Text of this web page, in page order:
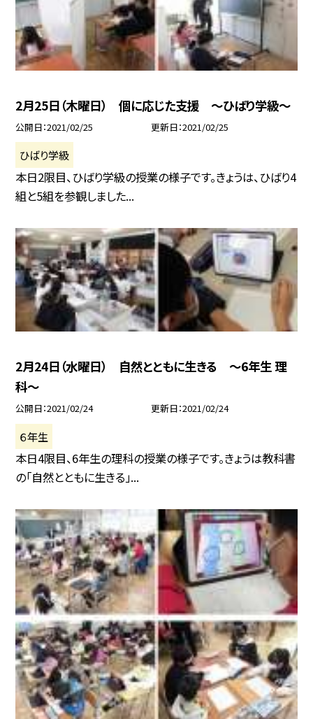
2月25日（木曜日） 個に応じた支援 〜ひばり学級〜
公開日 2021/02/25 更新日 2021/02/25
ひばり学級
本日2限目、ひばり学級の授業の様子です。きょうは、ひばり4
組と5組を参観しました...
2月24日（水曜日） 自然とともに生きる 〜6年生 理
科〜
公開日 2021/02/24 更新日 2021/02/24
６年生
本日4限目、6年生の理科の授業の様子です。きょうは教科書
の「自然とともに生きる」...